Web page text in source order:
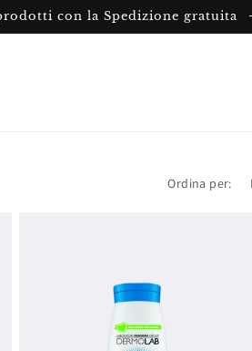
con la Spedizione gratuita
Ordina per: